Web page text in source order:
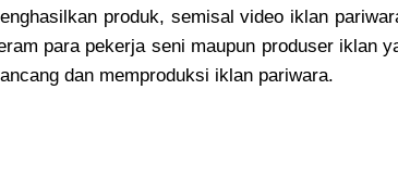
produk, semisal video iklan
para pekerja seni maupun produser iklan
dan memproduksi iklan pariwara.